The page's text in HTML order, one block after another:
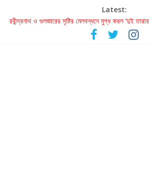
Latest:
হাওয়া বদলের টলিউডে ‘তুমি এলে তাই’
রবীন্দ্রনাথ ও গুলজারের সৃষ্টির মেলবন্ধনে মুগ্ধ করল ‘দুই তারার
কলের গান থেকে রীলস্ — বাঙালির গান শোনার বিবর্তনের গল্প